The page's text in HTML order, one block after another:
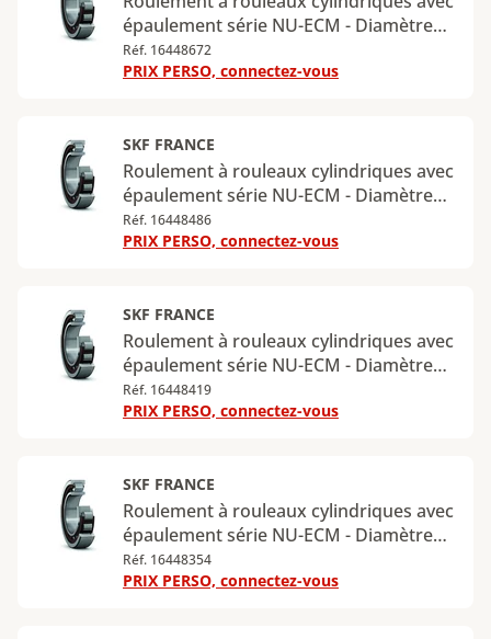
épaulement série NU-ECM - Diamètre
intérieur : 40 mm - Diamètre extérieur :
90 mm - Largeur : 23 mm - Charge
kN
Réf. 16448672
PRIX PERSO, connectez-vous
SKF FRANCE
Roulement à rouleaux cylindriques avec
épaulement série NU-ECM - Diamètre
intérieur : 55 mm - Diamètre extérieur :
120 mm - Largeur : 29 mm - Charge
kN
Réf. 16448486
PRIX PERSO, connectez-vous
SKF FRANCE
Roulement à rouleaux cylindriques avec
épaulement série NU-ECM - Diamètre
intérieur : 60 mm - Diamètre extérieur :
130 mm - Largeur : 31 mm - Charge
kN
Réf. 16448419
PRIX PERSO, connectez-vous
SKF FRANCE
Roulement à rouleaux cylindriques avec
épaulement série NU-ECM - Diamètre
intérieur : 65 mm - Diamètre extérieur :
140 mm - Largeur : 33 mm - Charge
Réf. 16448354
PRIX PERSO, connectez-vous